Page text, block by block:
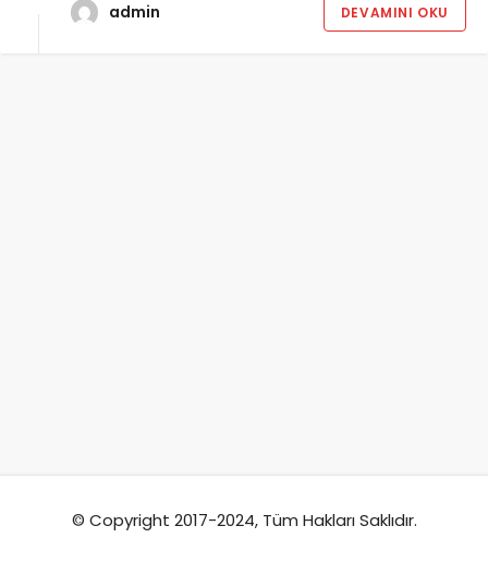
admin DEVAMINI OKU
© Copyright 2017-2024, Tüm Hakları Saklıdır.